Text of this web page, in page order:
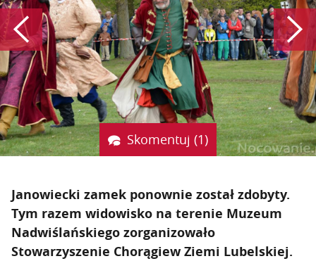
Poprzedni
Skomentuj (1)
Janowiecki zamek ponownie został zdobyty.
Tym razem widowisko na terenie Muzeum
Nadwiślańskiego zorganizowało
Stowarzyszenie Chorągiew Ziemi Lubelskiej.